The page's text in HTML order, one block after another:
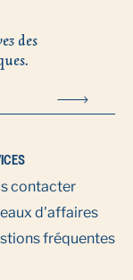
des
contacter
d'affaires
fréquentes